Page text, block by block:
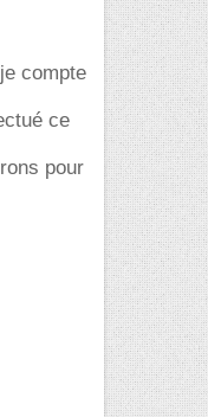
compte
ce
pour